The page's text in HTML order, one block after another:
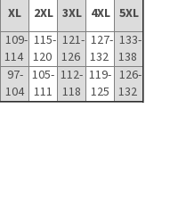
XL 2XL 3XL 4XL 5XL
109-
114
115-
120
121-
126
127-
132
133-
138
97-
104
105-
111
112-
118
119-
125
126-
132